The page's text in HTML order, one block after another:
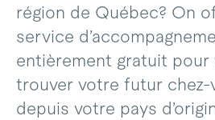
région de Québec? On
service
entièrement gratuit pour
trouver votre futur chez-
depuis votre pays